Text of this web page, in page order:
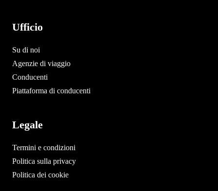
Ufficio
Su di noi
Agenzie di viaggio
Conducenti
Piattaforma di conducenti
Legale
Termini e condizioni
Politica sulla privacy
Politica dei cookie